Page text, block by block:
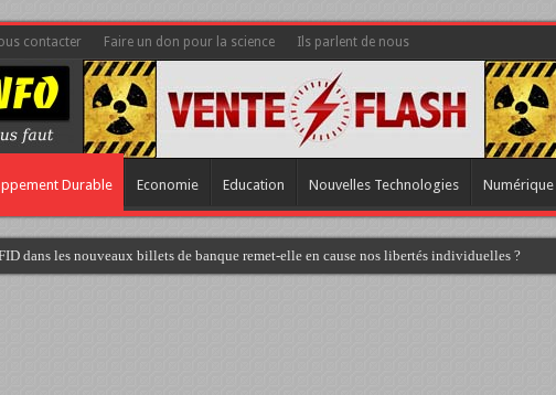
contacter Faire un don pour la science Ils parlent de nous
Durable Economie Education Nouvelles Technologies Numérique
dans les nouveaux billets de banque remet-elle en cause nos libertés individuelles ?